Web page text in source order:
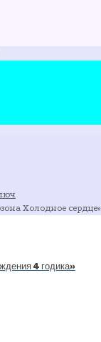
Холодное сердце»
4 годика»